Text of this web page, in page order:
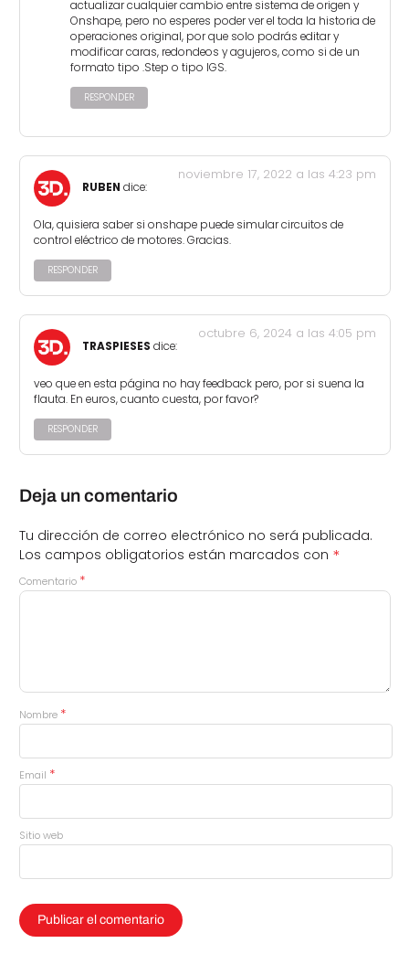
actualizar cualquier cambio entre sistema de origen y
Onshape, pero no esperes poder ver el toda la historia de
operaciones original, por que solo podrás editar y
modificar caras, redondeos y agujeros, como si de un
formato tipo .Step o tipo IGS.
RESPONDER
RUBEN dice:
noviembre 17, 2022 a las 4:23 pm
Ola, quisiera saber si onshape puede simular circuitos de
control eléctrico de motores. Gracias.
RESPONDER
TRASPIESES dice:
octubre 6, 2024 a las 4:05 pm
veo que en esta página no hay feedback pero, por si suena la
flauta. En euros, cuanto cuesta, por favor?
RESPONDER
Deja un comentario
Tu dirección de correo electrónico no será publicada.
Los campos obligatorios están marcados con *
Comentario *
Nombre *
Email *
Sitio web